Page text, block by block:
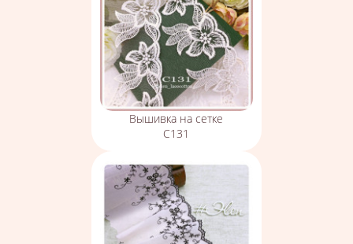
Вышивка на сетке
С131